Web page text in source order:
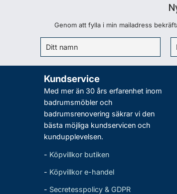
Genom att fylla i min mailadress
Kundservice
Med mer än 30 års erfarenhet inom
badrumsmöbler och
badrumsrenovering säkrar vi den
bästa möjliga kundservicen och
kundupplevelsen.
- Köpvillkor butiken
- Köpvillkor e-handel
- Secretesspolicy & GDPR